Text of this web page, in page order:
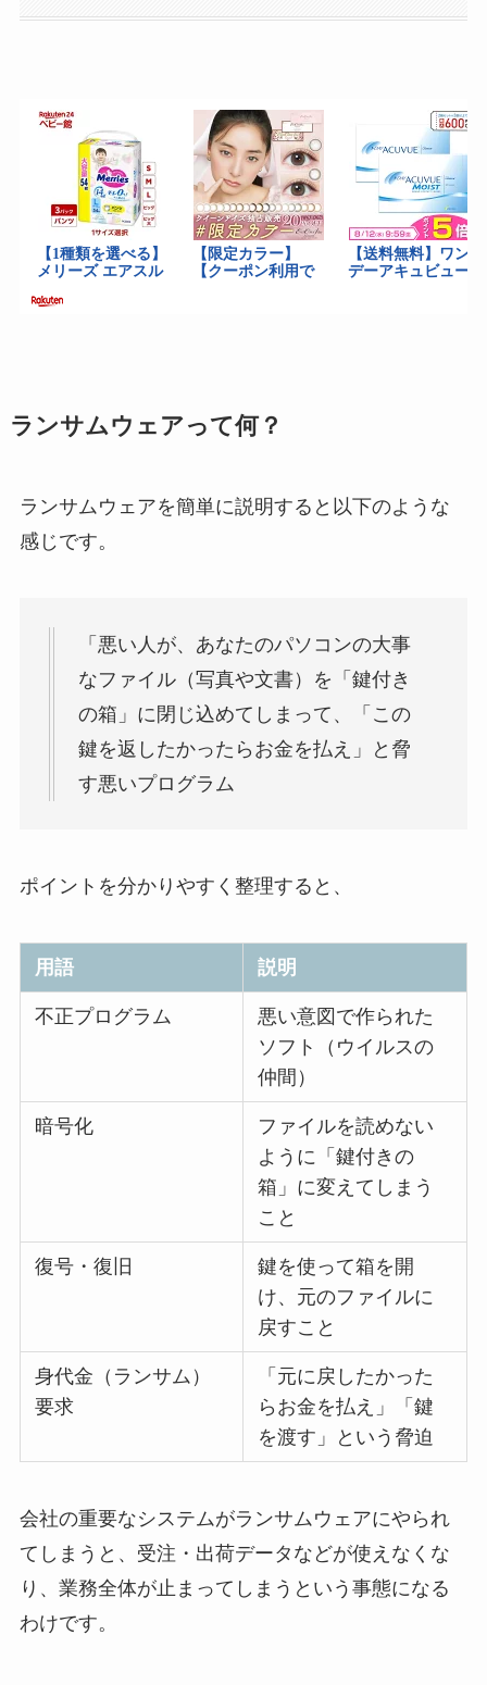
ランサムウェアって何？
ランサムウェアを簡単に説明すると以下のような
感じです。
「悪い人が、あなたのパソコンの大事
なファイル（写真や文書）を「鍵付き
の箱」に閉じ込めてしまって、「この
鍵を返したかったらお金を払え」と脅
す悪いプログラム
ポイントを分かりやすく整理すると、
用語 説明
不正プログラム
悪い意図で作られた
ソフト（ウイルスの
仲間）
暗号化
ファイルを読めない
ように「鍵付きの
箱」に変えてしまう
こと
復号・復旧
鍵を使って箱を開
け、元のファイルに
戻すこと
身代金（ランサム）
要求
「元に戻したかった
らお金を払え」「鍵
を渡す」という脅迫
会社の重要なシステムがランサムウェアにやられ
てしまうと、受注・出荷データなどが使えなくな
り、業務全体が止まってしまうという事態になる
わけです。